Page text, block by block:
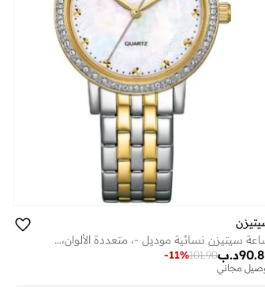
ساعة سيتيزن نسائية موديل -، متعددة الألوان، سوار
د.ب101.90
-11%
مجاني